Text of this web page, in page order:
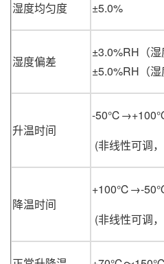
湿度均匀度 ±5.0%
湿度偏差
±3.0%RH（
±5.0%RH（湿
升温时间
-
(非线性可调
降温时间
+100℃→-
(非线性可调